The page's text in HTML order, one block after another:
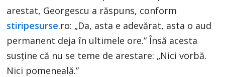
arestat, Georgescu a răspuns, conform
stiripesurse.ro: „Da, asta e adevărat, asta o aud
permanent deja în ultimele ore.” Însă acesta
susține că nu se teme de arestare: „Nici vorbă.
Nici pomeneală.”